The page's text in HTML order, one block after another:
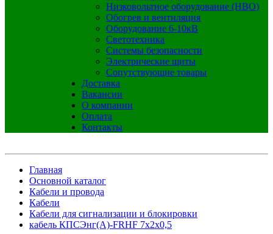
Низковольтное оборудование (НВО)
Обогрев и вентиляция
Оборудование 6-10кВ
Светотехника
Системы безопасности
Электрические щиты
Сопутствующие товары
Доставка
Вакансии
О компании
Оплата
Контакты
Главная
Основной каталог
Кабели и провода
Кабели
Кабели для сигнализации и блокировки
кабель КПСЭнг(А)-FRHF 7х2х0,5